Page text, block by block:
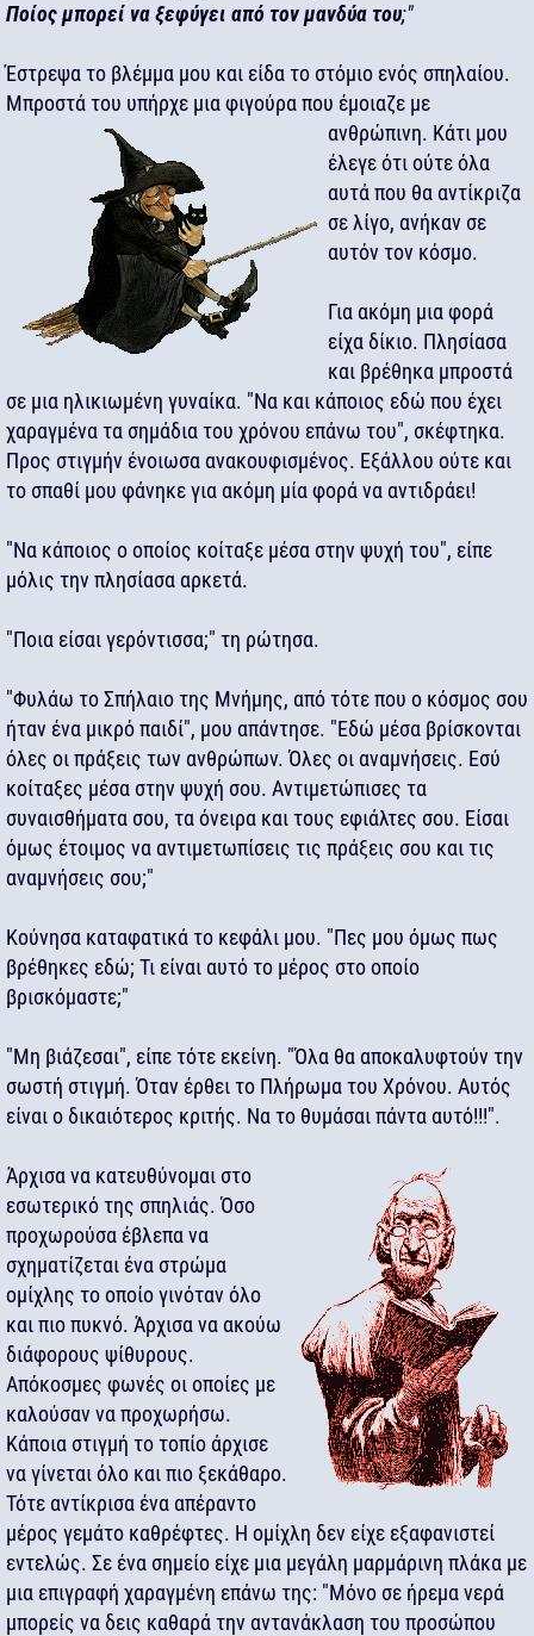
Ποίος μπορεί να ξεφύγει από τον μανδύα του;"
Έστρεψα το βλέμμα μου και είδα το στόμιο ενός σπηλαίου.
Μπροστά του υπήρχε μια φιγούρα που έμοιαζε με
ανθρώπινη. Κάτι μου
έλεγε ότι ούτε όλα
αυτά που θα αντίκριζα
σε λίγο, ανήκαν σε
αυτόν τον κόσμο.
Για ακόμη μια φορά
είχα δίκιο. Πλησίασα
και βρέθηκα μπροστά
σε μια ηλικιωμένη γυναίκα. "Να και κάποιος εδώ που έχει
χαραγμένα τα σημάδια του χρόνου επάνω του", σκέφτηκα.
Προς στιγμήν ένοιωσα ανακουφισμένος. Εξάλλου ούτε και
το σπαθί μου φάνηκε για ακόμη μία φορά να αντιδράει!
"Να κάποιος ο οποίος κοίταξε μέσα στην ψυχή του", είπε
μόλις την πλησίασα αρκετά.
"Ποια είσαι γερόντισσα;" τη ρώτησα.
"Φυλάω το Σπήλαιο της Μνήμης, από τότε που ο κόσμος σου
ήταν ένα μικρό παιδί", μου απάντησε. "Εδώ μέσα βρίσκονται
όλες οι πράξεις των ανθρώπων. Όλες οι αναμνήσεις. Εσύ
κοίταξες μέσα στην ψυχή σου. Αντιμετώπισες τα
συναισθήματα σου, τα όνειρα και τους εφιάλτες σου. Είσαι
όμως έτοιμος να αντιμετωπίσεις τις πράξεις σου και τις
αναμνήσεις σου;"
Κούνησα καταφατικά το κεφάλι μου. "Πες μου όμως πως
βρέθηκες εδώ; Τι είναι αυτό το μέρος στο οποίο
βρισκόμαστε;"
"Μη βιάζεσαι", είπε τότε εκείνη. "Όλα θα αποκαλυφτούν την
σωστή στιγμή. Όταν έρθει το Πλήρωμα του Χρόνου. Αυτός
είναι ο δικαιότερος κριτής. Να το θυμάσαι πάντα αυτό!!!".
Άρχισα να κατευθύνομαι στο
εσωτερικό της σπηλιάς. Όσο
προχωρούσα έβλεπα να
σχηματίζεται ένα στρώμα
ομίχλης το οποίο γινόταν όλο
και πιο πυκνό. Άρχισα να ακούω
διάφορους ψίθυρους.
Απόκοσμες φωνές οι οποίες με
καλούσαν να προχωρήσω.
Κάποια στιγμή το τοπίο άρχισε
να γίνεται όλο και πιο ξεκάθαρο.
Τότε αντίκρισα ένα απέραντο
μέρος γεμάτο καθρέφτες. Η ομίχλη δεν είχε εξαφανιστεί
εντελώς. Σε ένα σημείο είχε μια μεγάλη μαρμάρινη πλάκα με
μια επιγραφή χαραγμένη επάνω της: "Μόνο σε ήρεμα νερά
μπορείς να δεις καθαρά την αντανάκλαση του προσώπου